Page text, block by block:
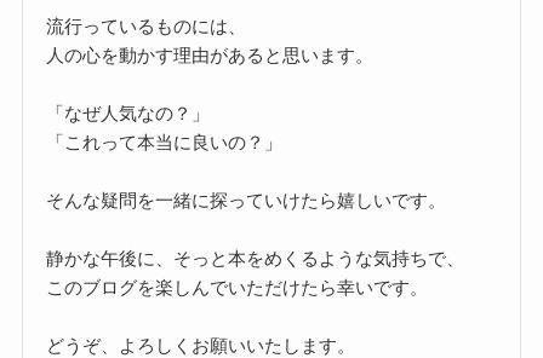
流行っているものには、
人の心を動かす理由があると思います。
「なぜ人気なの？」
「これって本当に良いの？」
そんな疑問を一緒に探っていけたら嬉しいです。
静かな午後に、そっと本をめくるような気持ちで、
このブログを楽しんでいただけたら幸いです。
どうぞ、よろしくお願いいたします。